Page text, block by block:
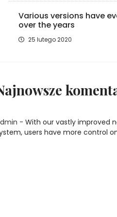
Various versions have
over the years
25 lutego 2020
- With our vastly improved
users have more control